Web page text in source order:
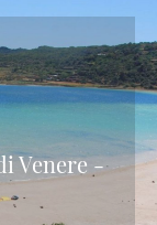
Venere -